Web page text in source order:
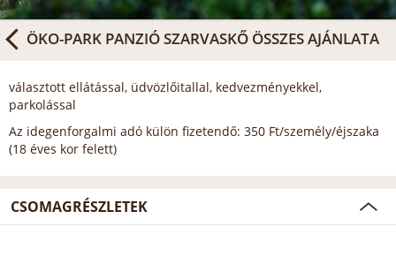
ÖKO-PARK PANZIÓ SZARVASKŐ ÖSSZES AJÁNLATA
választott ellátással, üdvözlőitallal, kedvezményekkel,
parkolással
Az idegenforgalmi adó külön fizetendő: 350 Ft/személy/éjszaka
(18 éves kor felett)
CSOMAGRÉSZLETEK